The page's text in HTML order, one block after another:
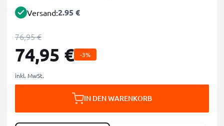
Versand:2.95 €
76,95 €
74,95 € -3%
inkl. MwSt.
IN DEN WARENKORB